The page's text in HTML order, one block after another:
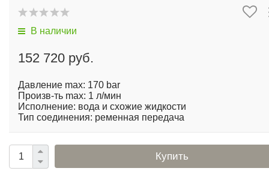
В наличии
152 720 руб.
Давление max: 170 bar
Произв-ть max: 1 л/мин
Исполнение: вода и схожие жидкости
Тип соединения: ременная передача
Купить